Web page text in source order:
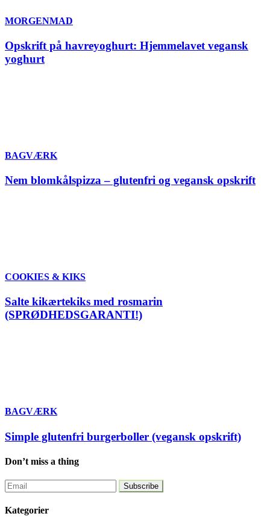
MORGENMAD
Opskrift på havreyoghurt: Hjemmelavet vegansk
yoghurt
BAGVÆRK
Nem blomkålspizza – glutenfri og vegansk opskrift
COOKIES & KIKS
Salte kikærtekiks med rosmarin
(SPRØDHEDSGARANTI!)
BAGVÆRK
Simple glutenfri burgerboller (vegansk opskrift)
Don’t miss a thing
Kategorier